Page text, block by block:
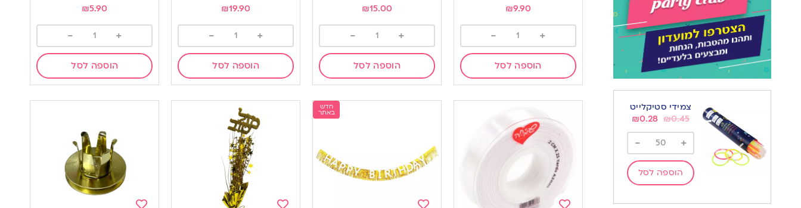
צמידי סטיקלייט
₪0.45
₪0.28
+
-
הוספה לסל
₪9.90
+
-
הוספה לסל
₪15.00
+
-
הוספה לסל
₪19.90
+
-
הוספה לסל
₪5.90
+
-
הוספה לסל
חדש
באתר